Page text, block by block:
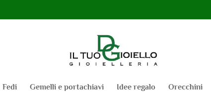
Fedi Gemelli e portachiavi Idee regalo Orecchini